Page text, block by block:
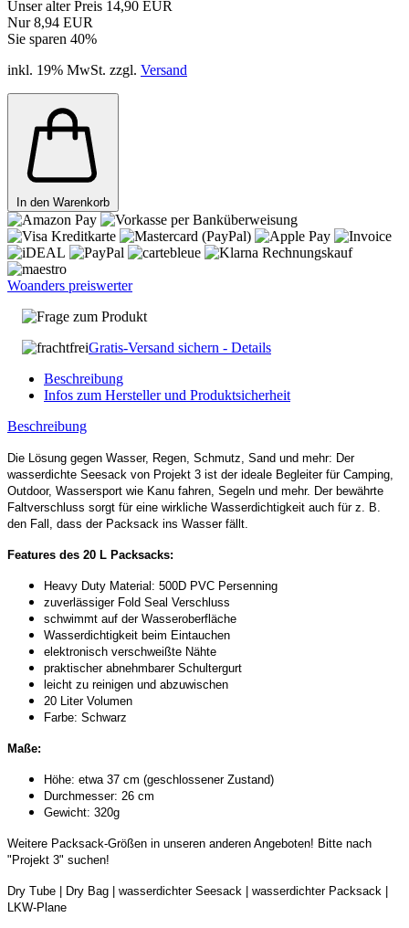
Unser alter Preis 14,90 EUR
Nur 8,94 EUR
Sie sparen 40%
inkl. 19% MwSt. zzgl. Versand
In den Warenkorb
Woanders preiswerter
Frage zum Produkt
Gratis-Versand sichern - Details
Beschreibung
Infos zum Hersteller und Produktsicherheit
Beschreibung
Die Lösung gegen Wasser, Regen, Schmutz, Sand und mehr: Der
wasserdichte Seesack von Projekt 3 ist der ideale Begleiter für Camping,
Outdoor, Wassersport wie Kanu fahren, Segeln und mehr. Der bewährte
Faltverschluss sorgt für eine wirkliche Wasserdichtigkeit auch für z. B.
den Fall, dass der Packsack ins Wasser fällt.
Features des 20 L Packsacks:
Heavy Duty Material: 500D PVC Persenning
zuverlässiger Fold Seal Verschluss
schwimmt auf der Wasseroberfläche
Wasserdichtigkeit beim Eintauchen
elektronisch verschweißte Nähte
praktischer abnehmbarer Schultergurt
leicht zu reinigen und abzuwischen
20 Liter Volumen
Farbe: Schwarz
Maße:
Höhe: etwa 37 cm (geschlossener Zustand)
Durchmesser: 26 cm
Gewicht: 320g
Weitere Packsack-Größen in unseren anderen Angeboten! Bitte nach
"Projekt 3" suchen!
Dry Tube | Dry Bag | wasserdichter Seesack | wasserdichter Packsack |
LKW-Plane